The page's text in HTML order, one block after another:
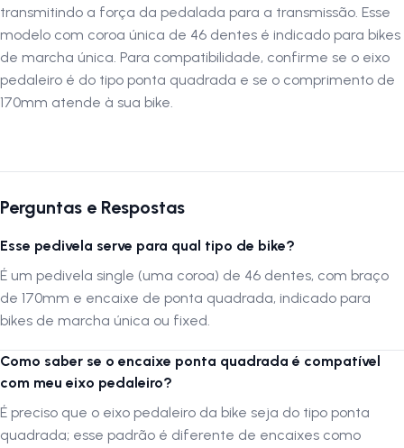
Siga-nos no Instagram:@lojanapista
Assista nosso canal no YouTube:Lojanapista
transmitindo a força da pedalada para a transmissão. Esse
modelo com coroa única de 46 dentes é indicado para bikes
de marcha única. Para compatibilidade, confirme se o eixo
pedaleiro é do tipo ponta quadrada e se o comprimento de
170mm atende à sua bike.
Perguntas e Respostas
Esse pedivela serve para qual tipo de bike?
É um pedivela single (uma coroa) de 46 dentes, com braço
de 170mm e encaixe de ponta quadrada, indicado para
bikes de marcha única ou fixed.
Como saber se o encaixe ponta quadrada é compatível
com meu eixo pedaleiro?
É preciso que o eixo pedaleiro da bike seja do tipo ponta
quadrada; esse padrão é diferente de encaixes como